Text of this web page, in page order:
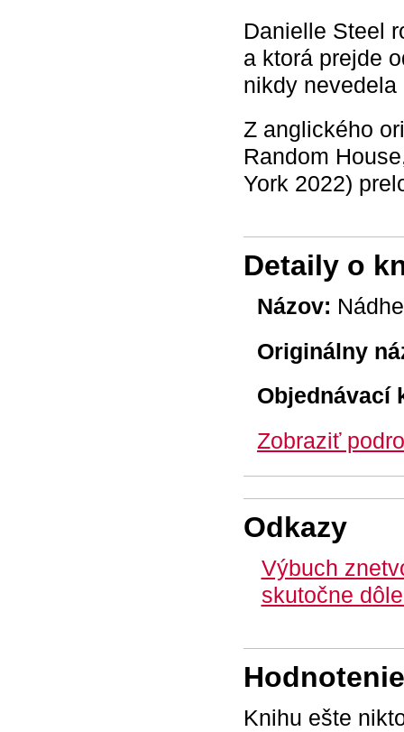
Danielle Steel
a ktorá prejde
nikdy
Z anglického
Random
York 2022)
Detaily o
Názov:
Originálny
Objednávací
Zobraziť
Odkazy
Výbuch
skutočne
Knihu ešte